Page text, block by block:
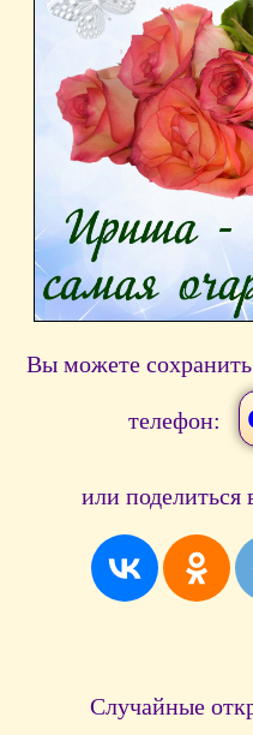
Вы можете
телефон:
или поделиться
Случайные